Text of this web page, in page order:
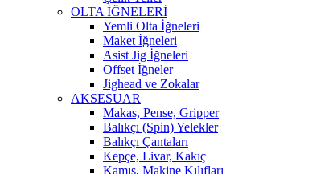
OLTA İĞNELERİ
Yemli Olta İğneleri
Maket İğneleri
Asist Jig İğneleri
Offset İğneler
Jighead ve Zokalar
AKSESUAR
Makas, Pense, Gripper
Balıkçı (Spin) Yelekler
Balıkçı Çantaları
Kepçe, Livar, Kakıç
Kamış, Makine Kılıfları